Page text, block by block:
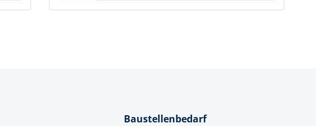
Baustellenbedarf